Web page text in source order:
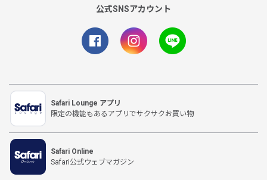
公式SNSアカウント
Safari Lounge アプリ
限定の機能もあるアプリでサクサクお買い物
Safari Online
Safari公式ウェブマガジン